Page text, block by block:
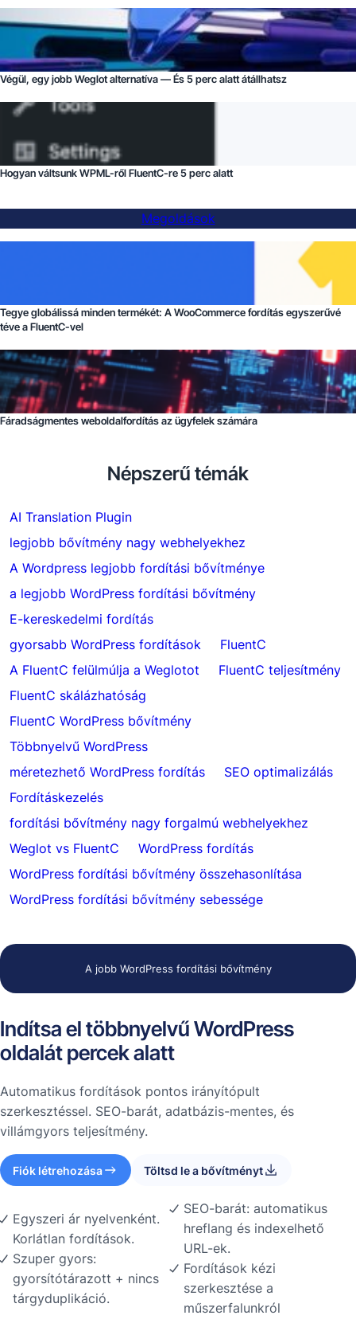
Végül, egy jobb Weglot alternatíva — És 5 perc alatt átállhatsz
Hogyan váltsunk WPML-ről FluentC-re 5 perc alatt
Megoldások
Tegye globálissá minden termékét: A WooCommerce fordítás egyszerűvé
téve a FluentC-vel
Fáradságmentes weboldalfordítás az ügyfelek számára
Népszerű témák
AI Translation Plugin
legjobb bővítmény nagy webhelyekhez
A Wordpress legjobb fordítási bővítménye
a legjobb WordPress fordítási bővítmény
E-kereskedelmi fordítás
gyorsabb WordPress fordítások
FluentC
A FluentC felülmúlja a Weglotot
FluentC teljesítmény
FluentC skálázhatóság
FluentC WordPress bővítmény
Többnyelvű WordPress
méretezhető WordPress fordítás
SEO optimalizálás
Fordításkezelés
fordítási bővítmény nagy forgalmú webhelyekhez
Weglot vs FluentC
WordPress fordítás
WordPress fordítási bővítmény összehasonlítása
WordPress fordítási bővítmény sebessége
A jobb WordPress fordítási bővítmény
Indítsa el többnyelvű WordPress
oldalát percek alatt
Automatikus fordítások pontos irányítópult
szerkesztéssel. SEO-barát, adatbázis-mentes, és
villámgyors teljesítmény.
Fiók létrehozása Töltsd le a bővítményt
Egyszeri ár nyelvenként.
Korlátlan fordítások.
Szuper gyors:
gyorsítótárazott + nincs
tárgyduplikáció.
SEO-barát: automatikus
hreflang és indexelhető
URL-ek.
Fordítások kézi
szerkesztése a
műszerfalunkról